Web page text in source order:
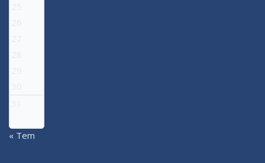
25
26
27
28
29
30
31
« Tem